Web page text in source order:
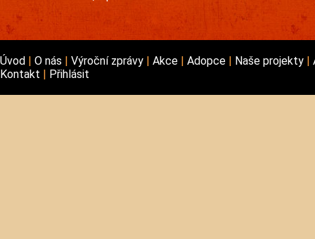
Úvod O nás Výroční zprávy Akce Adopce Naše projekty
Kontakt
Přihlásit